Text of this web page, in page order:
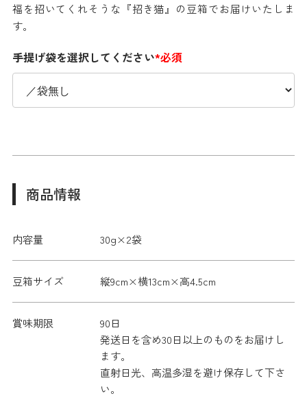
福を招いてくれそうな『招き猫』の豆箱でお届けいたしま
す。
手提げ袋を選択してください*必須
商品情報
内容量 30g×2袋
豆箱サイズ 縦9cm×横13cm×高4.5cm
賞味期限
90日
発送日を含め30日以上のものをお届けし
ます。
直射日光、高温多湿を避け保存して下さ
い。